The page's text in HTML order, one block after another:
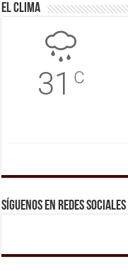
El Clima
31 C
Síguenos en Redes Sociales